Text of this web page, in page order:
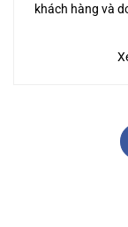
khách hàng và